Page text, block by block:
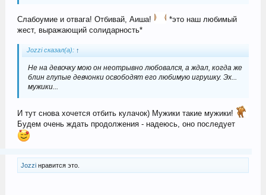
Слабоумие и отвага! Отбивай, Аиша!
*это наш любимый
жест, выражающий солидарность*
Jozzi сказал(а): ↑
Не на девочку мою он неотрывно любовался, а ждал, когда же
блин глупые девчонки освободят его любимую игрушку. Эх...
мужики...
И тут снова хочется отбить кулачок) Мужики такие мужики!
Будем очень ждать продолжения - надеюсь, оно последует
Jozziнравится это.